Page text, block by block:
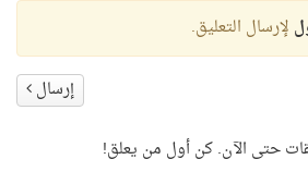
لإرسال التعليق.
إرسال
حتى الآن. كن أول من يعلق!